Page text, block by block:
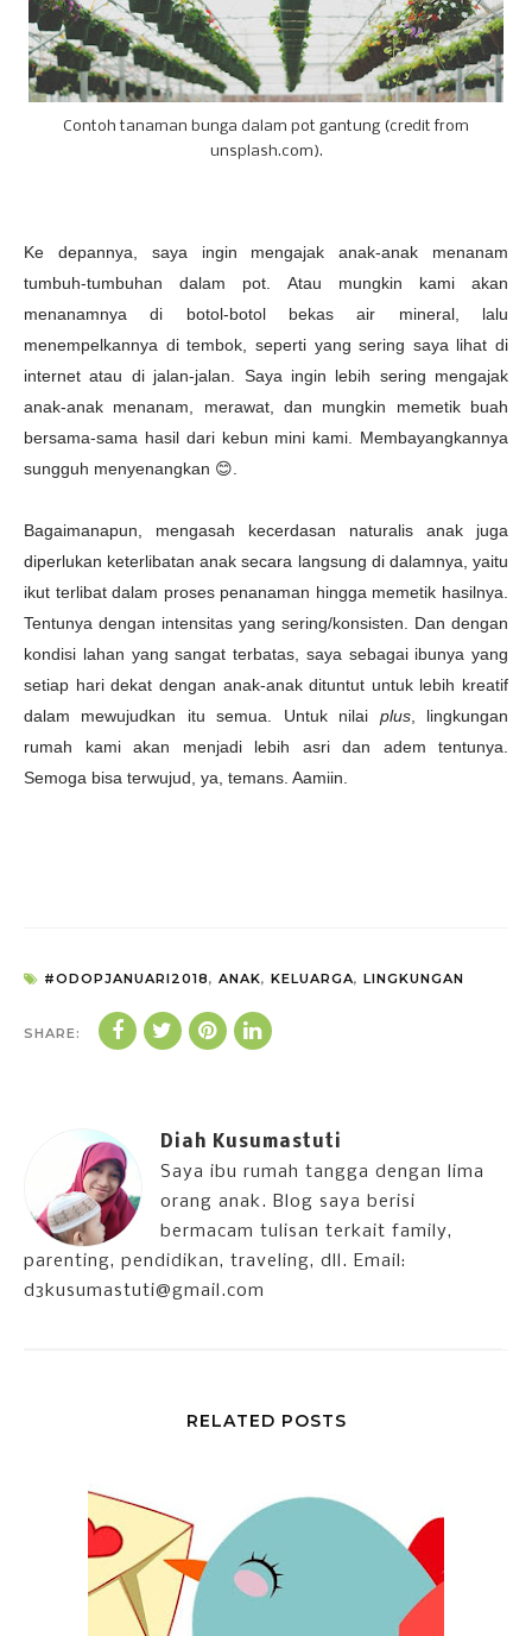
Contoh tanaman bunga dalam pot gantung (credit from
unsplash.com).
Ke depannya, saya ingin mengajak anak-anak menanam
tumbuh-tumbuhan dalam pot. Atau mungkin kami akan
menanamnya di botol-botol bekas air mineral, lalu
menempelkannya di tembok, seperti yang sering saya lihat di
internet atau di jalan-jalan. Saya ingin lebih sering mengajak
anak-anak menanam, merawat, dan mungkin memetik buah
bersama-sama hasil dari kebun mini kami. Membayangkannya
sungguh menyenangkan 😊.
Bagaimanapun, mengasah kecerdasan naturalis anak juga
diperlukan keterlibatan anak secara langsung di dalamnya, yaitu
ikut terlibat dalam proses penanaman hingga memetik hasilnya.
Tentunya dengan intensitas yang sering/konsisten. Dan dengan
kondisi lahan yang sangat terbatas, saya sebagai ibunya yang
setiap hari dekat dengan anak-anak dituntut untuk lebih kreatif
dalam mewujudkan itu semua. Untuk nilai plus, lingkungan
rumah kami akan menjadi lebih asri dan adem tentunya.
Semoga bisa terwujud, ya, temans. Aamiin.
#ODOPJANUARI2018, ANAK, KELUARGA, LINGKUNGAN
SHARE:
Diah Kusumastuti
Saya ibu rumah tangga dengan lima
orang anak. Blog saya berisi
bermacam tulisan terkait family,
parenting, pendidikan, traveling, dll. Email:
d3kusumastuti@gmail.com
RELATED POSTS